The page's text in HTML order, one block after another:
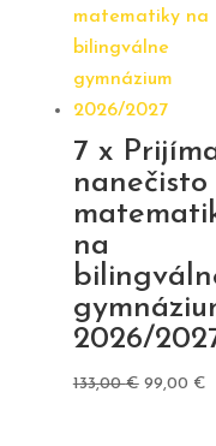
7 x
nanečisto
na
2026/
133,00€ Pôvodná
99,00 €